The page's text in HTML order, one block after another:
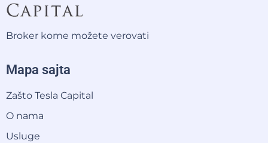
Broker kome možete verovati
Mapa sajta
Zašto Tesla Capital
O nama
Usluge